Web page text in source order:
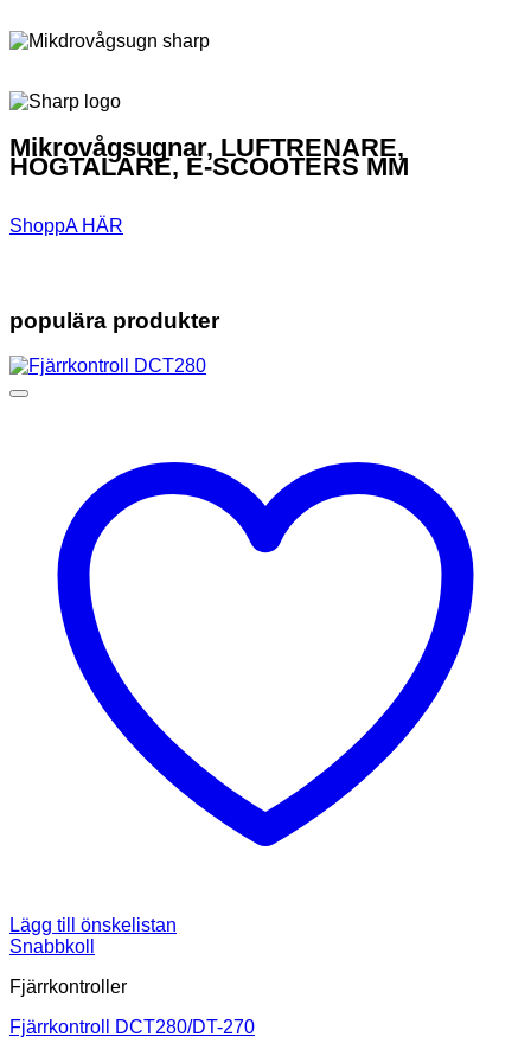
Mikrovågsugnar, LUFTRENARE,
HÖGTALARE, E-SCOOTERS MM
ShoppA HÄR
populära produkter
Lägg till önskelistan
Snabbkoll
Fjärrkontroller
Fjärrkontroll DCT280/DT-270